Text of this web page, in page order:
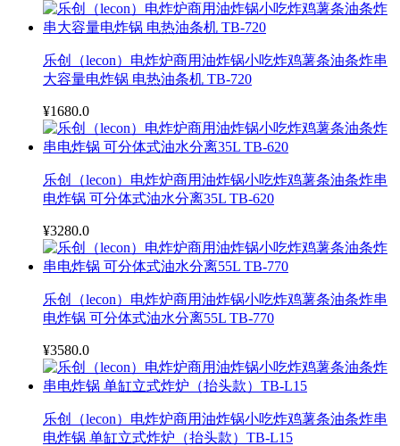
乐创（lecon）电炸炉商用油炸锅小吃炸鸡薯条油条炸串
大容量电炸锅 电热油条机 TB-720
¥1680.0
乐创（lecon）电炸炉商用油炸锅小吃炸鸡薯条油条炸串
电炸锅 可分体式油水分离35L TB-620
¥3280.0
乐创（lecon）电炸炉商用油炸锅小吃炸鸡薯条油条炸串
电炸锅 可分体式油水分离55L TB-770
¥3580.0
乐创（lecon）电炸炉商用油炸锅小吃炸鸡薯条油条炸串
电炸锅 单缸立式炸炉（抬头款）TB-L15